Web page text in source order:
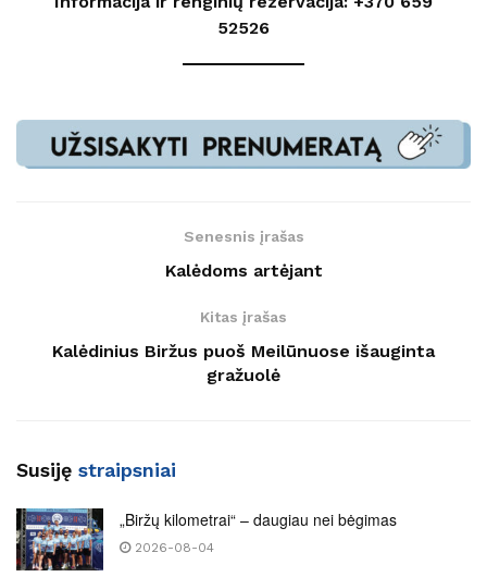
52526
Senesnis įrašas
Kalėdoms artėjant
Kitas įrašas
Kalėdinius Biržus puoš Meilūnuose išauginta
gražuolė
Susiję straipsniai
„Biržų kilometrai“ – daugiau nei bėgimas
2026-08-04